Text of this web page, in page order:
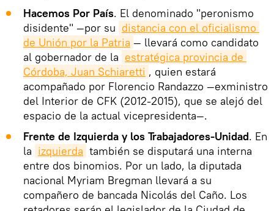
Hacemos Por País. El denominado "peronismo
disidente" —por su distancia con el oficialismo
de Unión por la Patria — llevará como candidato
al gobernador de la estratégica provincia de
Córdoba, Juan Schiaretti , quien estará
acompañado por Florencio Randazzo —exministro
del Interior de CFK (2012-2015), que se alejó del
espacio de la actual vicepresidenta—.
Frente de Izquierda y los Trabajadores-Unidad. En
la izquierda también se disputará una interna
entre dos binomios. Por un lado, la diputada
nacional Myriam Bregman llevará a su
compañero de bancada Nicolás del Caño. Los